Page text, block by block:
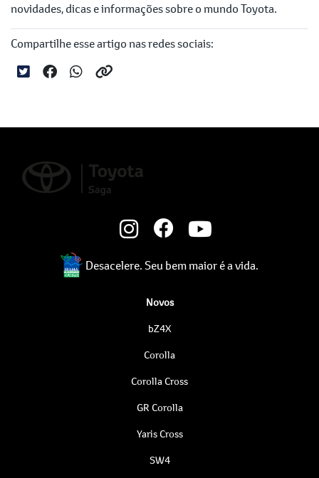
novidades, dicas e informações sobre o mundo Toyota.
Compartilhe esse artigo nas redes sociais:
Desacelere. Seu bem maior é a vida.
Novos
bZ4X
Corolla
Corolla Cross
GR Corolla
Yaris Cross
SW4